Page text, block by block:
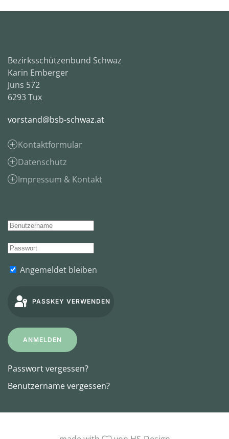
Bezirksschützenbund Schwaz
Karin Emberger
Juns 572
6293 Tux
vorstand@bsb-schwaz.at
Kontaktformular
Datenschutz
Impressum & Kontakt
Angemeldet bleiben
PASSKEY VERWENDEN
ANMELDEN
Passwort vergessen?
Benutzername vergessen?